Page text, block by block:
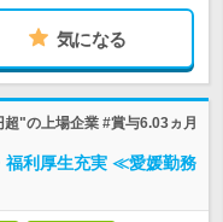
気になる
"の上場企業 #賞与6.03ヵ月
福利厚生充実 ≪愛媛勤務